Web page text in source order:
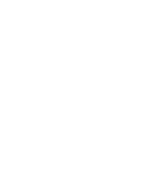
ジョブが最初に表示されます。
ンデックスに置き換えてください